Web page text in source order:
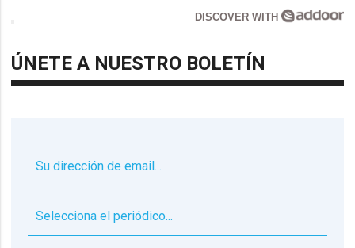
DISCOVER WITH
ÚNETE A NUESTRO BOLETÍN